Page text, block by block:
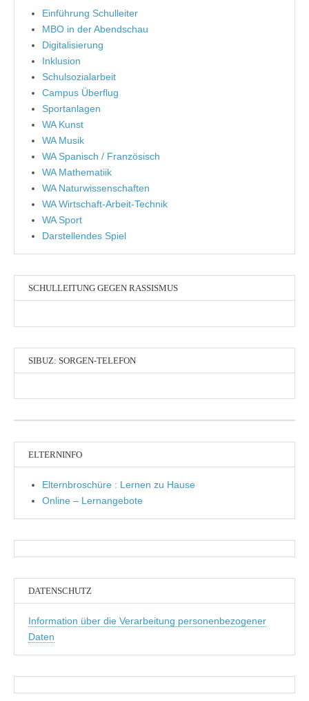
Einführung Schulleiter
MBO in der Abendschau
Digitalisierung
Inklusion
Schulsozialarbeit
Campus Überflug
Sportanlagen
WA Kunst
WA Musik
WA Spanisch / Französisch
WA Mathematiik
WA Naturwissenschaften
WA Wirtschaft-Arbeit-Technik
WA Sport
Darstellendes Spiel
SCHULLEITUNG GEGEN RASSISMUS
SIBUZ: SORGEN-TELEFON
ELTERNINFO
Elternbroschüre : Lernen zu Hause
Online – Lernangebote
DATENSCHUTZ
Information über die Verarbeitung personenbezogener
Daten